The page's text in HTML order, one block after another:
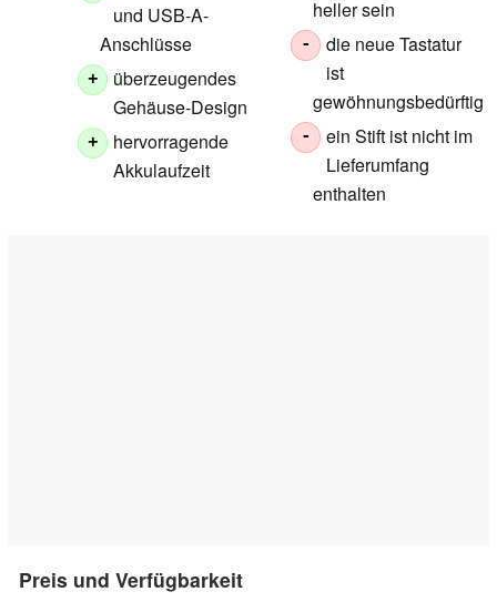
und USB-A-
Anschlüsse
+
überzeugendes
Gehäuse-Design
+
hervorragende
Akkulaufzeit
heller sein
-
die neue Tastatur
ist
gewöhnungsbedürftig
-
ein Stift ist nicht im
Lieferumfang
enthalten
Preis und Verfügbarkeit